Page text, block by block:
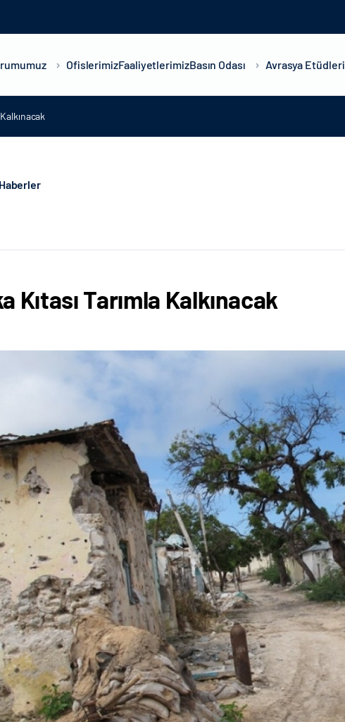
OfislerimizFaaliyetlerimizBasın Odası Avrasya Etüdleri
Kıtası Tarımla Kalkınacak